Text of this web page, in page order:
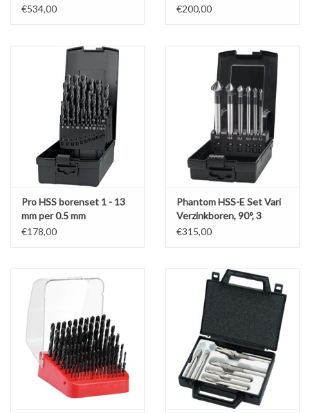
TIPS & KENNIS
€534,00
voorboormaten M4 - M12
€200,00
Pro HSS borenset 1 - 13
mm per 0.5 mm
€178,00
Phantom HSS-E Set Vari
Verzinkboren, 90°, 3
snijkanten, TiAlN, lang
€315,00